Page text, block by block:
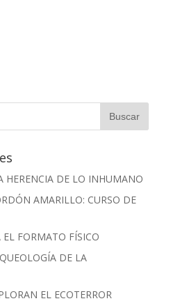
HERENCIA DE LO INHUMANO
AMARILLO: CURSO DE
FORMATO FÍSICO
DE LA
EL ECOTERROR